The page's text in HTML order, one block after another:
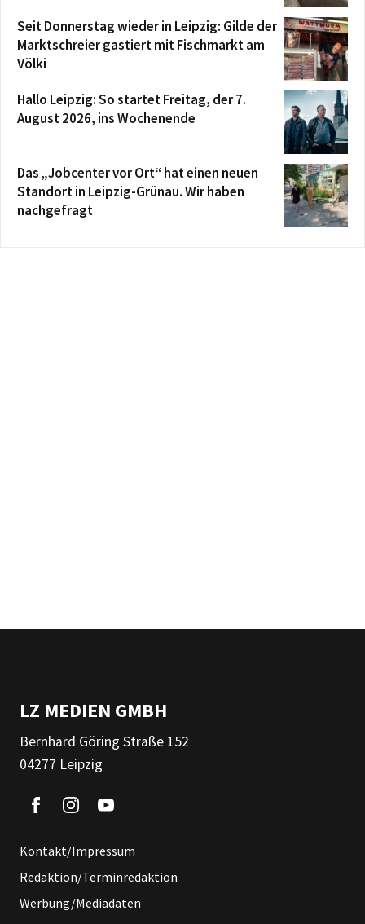
Seit Donnerstag wieder in Leipzig: Gilde der
Marktschreier gastiert mit Fischmarkt am
Völki
Hallo Leipzig: So startet Freitag, der 7.
August 2026, ins Wochenende
Das „Jobcenter vor Ort“ hat einen neuen
Standort in Leipzig-Grünau. Wir haben
nachgefragt
LZ MEDIEN GMBH
Bernhard Göring Straße 152
04277 Leipzig
Kontakt/Impressum
Redaktion/Terminredaktion
Werbung/Mediadaten